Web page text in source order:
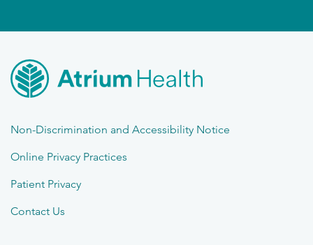
Non-Discrimination and Accessibility Notice
Online Privacy Practices
Patient Privacy
Contact Us